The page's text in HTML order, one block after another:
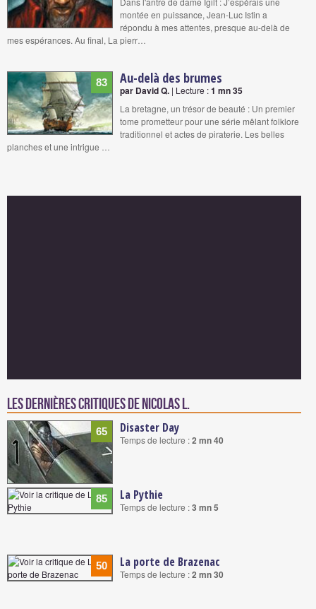
montée en puissance, Jean-Luc Istin a
répondu à mes attentes, presque au-delà de
mes espérances. Au final, La pierr…
83 Au-delà des brumes
par David Q. | Lecture :1 mn 35
La bretagne, un trésor de beauté : Un premier
tome prometteur pour une série mêlant folklore
traditionnel et actes de piraterie. Les belles
planches et une intrigue …
Les dernières critiques de Nicolas L.
65 Disaster Day
Temps de lecture :2 mn 40
85 La Pythie
Temps de lecture :3 mn 5
50 La porte de Brazenac
Temps de lecture :2 mn 30